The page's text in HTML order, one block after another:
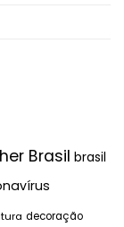
Brasil brasil
decoração